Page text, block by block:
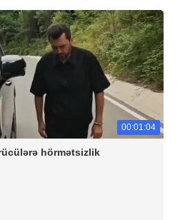
00:01:04
hörmətsizlik